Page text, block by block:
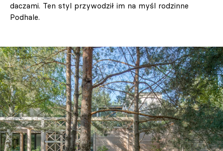
daczami. Ten styl przywodził im na myśl rodzinne
Podhale.